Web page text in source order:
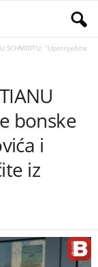
SCHMIDTU: “Upotrijebite
bonske
i
iz